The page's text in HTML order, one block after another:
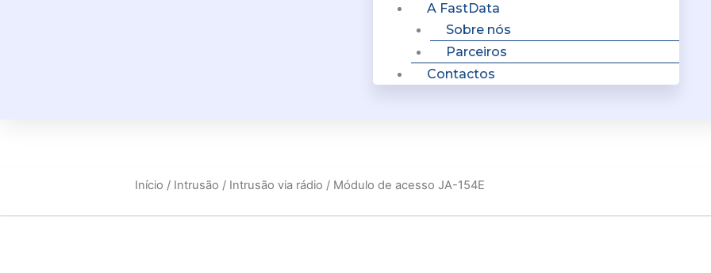
A FastData
Sobre nós
Parceiros
Contactos
Início / Intrusão / Intrusão via rádio / Módulo de acesso JA-154E